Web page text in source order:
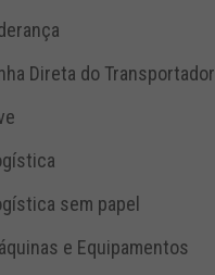
Direta do Transportador
sem papel
e Equipamentos